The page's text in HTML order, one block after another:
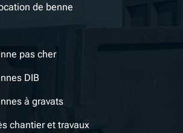
de benne
pas cher
DIB
à gravats
chantier et travaux